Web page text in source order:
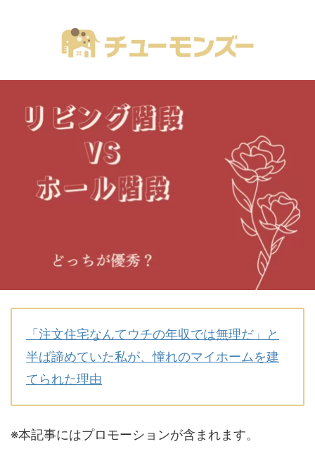
「注文住宅なんてウチの年収では無理だ」と
半ば諦めていた私が、憧れのマイホームを建
てられた理由
※本記事にはプロモーションが含まれます。